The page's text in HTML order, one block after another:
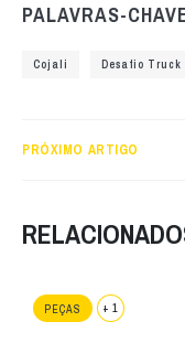
PALAVRAS-
Cojali Desafio Truck
PRÓXIMO ARTIGO
PEÇAS + 1